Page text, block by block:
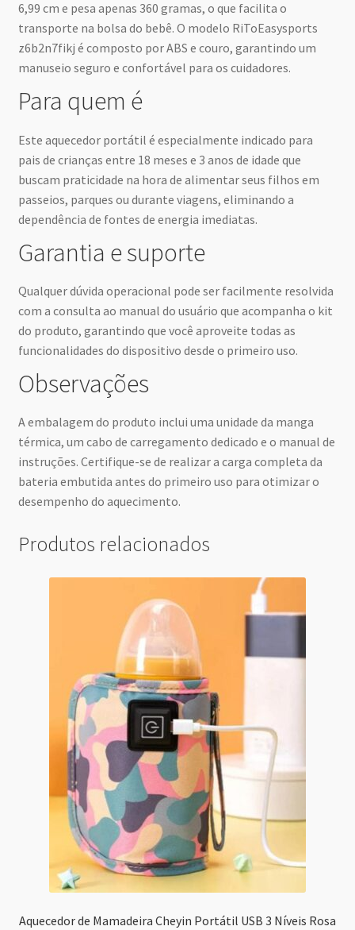
6,99 cm e pesa apenas 360 gramas, o que facilita o
transporte na bolsa do bebê. O modelo RiToEasysports
z6b2n7fikj é composto por ABS e couro, garantindo um
manuseio seguro e confortável para os cuidadores.
Para quem é
Este aquecedor portátil é especialmente indicado para
pais de crianças entre 18 meses e 3 anos de idade que
buscam praticidade na hora de alimentar seus filhos em
passeios, parques ou durante viagens, eliminando a
dependência de fontes de energia imediatas.
Garantia e suporte
Qualquer dúvida operacional pode ser facilmente resolvida
com a consulta ao manual do usuário que acompanha o kit
do produto, garantindo que você aproveite todas as
funcionalidades do dispositivo desde o primeiro uso.
Observações
A embalagem do produto inclui uma unidade da manga
térmica, um cabo de carregamento dedicado e o manual de
instruções. Certifique-se de realizar a carga completa da
bateria embutida antes do primeiro uso para otimizar o
desempenho do aquecimento.
Produtos relacionados
Aquecedor de Mamadeira Cheyin Portátil USB 3 Níveis Rosa